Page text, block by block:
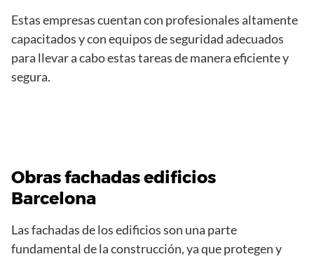
Estas empresas cuentan con profesionales altamente
capacitados y con equipos de seguridad adecuados
para llevar a cabo estas tareas de manera eficiente y
segura.
Obras fachadas edificios
Barcelona
Las fachadas de los edificios son una parte
fundamental de la construcción, ya que protegen y